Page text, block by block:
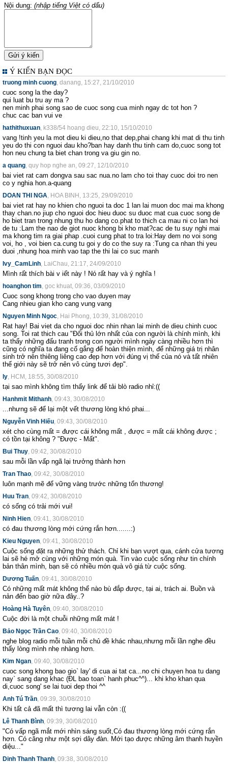
Nội dung: (nhập tiếng Việt có dấu)
Ý KIẾN BẠN ĐỌC
truong minh cuong, danang, 15:27, 21/10/2010
cuoc song la the day?
qui luat bu tru ay ma ?
nen minh phai song sao de cuoc song cua minh ngay dc tot hon ?
chuc cac ban vui ve
hathithuxuan, k338/54 hoang dieu, 22:10, 15/10/2010
vang !tinh yeu la mot dieu ki dieu,no that dep,phai chang khi mat di thu tinh
yeu do thi con nguoi dau kho?ban hay danh thu tinh cam do,cuoc song tot
hon neu chung ta biet chan trong va giu gin no.
a quang, quy hop nghe an, 09:27, 12/10/2010
bai viet rat cam dongva sau sac nua.no lam cho toi thay cuoc doi tro nen
co y nghia hon.a-quang
DOAN THI NGA, HOA BINH, 13:25, 29/09/2010
bai viet rat hay no khien cho nguoi ta doc 1 lan lai muon doc mai ma khong
thay chan.no jiup cho nguoi doc hieu duoc su duoc mat cua cuoc song de
ho biet tran trong nhung thu ho dang co.phat to thich ca mau ni co lan hoi
de tu :Lam the nao de giot nuoc khong bi kho mat?cac de tu suy nghi mai
ma khong tim ra giai phap .cuoi cung phat to tra loi:Hay dem no voi song
voi, ho , voi bien ca.cung tu goi y do co the suy ra :Tung ca nhan thi yeu
duoi ,nhung hoa minh vao tap the thi lai co suc manh
Ivy_CamLinh, LaiChau, 21:17, 24/09/2010
Mình rất thích bài v iết này ! Nó rất hay và ý nghĩa !
hoanghon tim, goc khuat, 09:36, 03/09/2010
Cuoc song khong trong cho vao duyen may
Cang nhieu gian kho cang vung vang
Nguyen Minh Ngoc, Hai Phong, 10:39, 31/08/2010
Rat hay! Bai viet da cho nguoi doc nhin nhan lai minh de dieu chinh cuoc
song. Toi rat thich cau "Đối thủ lớn nhất của con người là chính mình, khi
ta thấy những đấu tranh trong con người mình ngày càng nhiều hơn thì
cũng có nghĩa ta đang cố gắng để hoàn thiện mình, để những giá trị nhân
sinh trở nên thiêng liêng cao đẹp hơn với đúng vị thế của nó và tất nhiên
thế giới này sẽ trở nên vô cùng tươi đẹp".
ly, HCM, 18:55, 30/08/2010
tại sao mình không tìm thấy link để tải blò radio nhỉ:((
Hanhmit Mithanh, 09:43, 30/08/2010
‎...nhưng sẽ để lại một vết thương lòng khó phai...
Nguyễn Vinh Hiếu, 09:43, 30/08/2010
xét cho cùng mất = được cái không mất , được = mất cái không được ;
có tồn tại không ? "Được - Mất".
Bui Thuy, 09:42, 30/08/2010
sau mỗi lần vấp ngã lại trưởng thành hơn
Tran Thao, 09:42, 30/08/2010
luôn mạnh mẽ để vững vàng trước những tổn thương!
Huu Tran, 09:42, 30/08/2010
có sống có trải mới vui!
Ninh Hien, 09:41, 30/08/2010
có đau thương lòng mới cứng rắn hơn.......:)
Kieu Nguyen, 09:41, 30/08/2010
Cuộc sống đặt ra những thử thách. Chỉ khi bạn vượt qua, cánh cửa tương
lai sẽ hé mở cùng với những món quà. Tin vào cuộc sống như tin chính
bản thân mình, bạn sẽ có nhiều món quà vô giá từ cuộc sống.
Dương Tuấn, 09:41, 30/08/2010
Có những mất mát không thể nào bù đắp được, tại ai, trách ai. Buồn và
nản đến bao giờ nữa đây..?
Hoàng Hà Tuyên, 09:40, 30/08/2010
Cuộc đời là một chuỗi những mất mát !
Bảo Ngọc Trần Cao, 09:40, 30/08/2010
nghe blog radio mỗi tuần mỗi chủ đề khác nhau,nhưng mỗi lần nghe đều
thấy lòng mình nhẹ nhàng hơn.
Kim Ngan, 09:40, 30/08/2010
cuoc song khong bao gio` lay' di cua ai tat ca...no chi chuyen hoa tu dang
nay` sang dang khac (ĐL bao toan` hanh phuc^^)... khi kho khan qua
di,cuoc song' se lai tuoi dep thoi ^^
Anh Tú Trần, 09:39, 30/08/2010
Khi tất cả đã mất thì tương lai vẫn còn :((
Lê Thanh Bình, 09:39, 30/08/2010
"Có vấp ngã mắt mới nhìn sáng suốt,Có đau thương lòng mới cứng rắn
hơn. Có căng như một sợi dây đàn. Mới tạo được những âm thanh huyền
diệu..."
Dinh Thanh Thanh, 09:38, 30/08/2010